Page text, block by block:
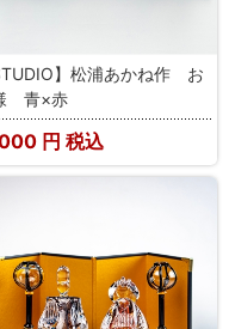
】松浦あかね作 お
青×赤
円 税込